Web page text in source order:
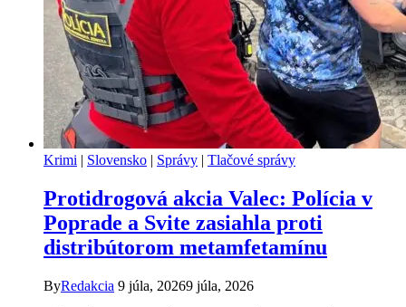
Krimi | Slovensko | Správy | Tlačové správy
Protidrogová akcia Valec: Polícia v
Poprade a Svite zasiahla proti
distribútorom metamfetamínu
ByRedakcia 9 júla, 20269 júla, 2026